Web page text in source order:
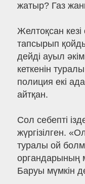
жатыр? Газ
Желтоқсан
тапсырып
дейді ауыл
кеткенін
полиция екі
айтқан.
Сол себепті
жүргізілген.
туралы ой
органдарының
Баруы мүмкін